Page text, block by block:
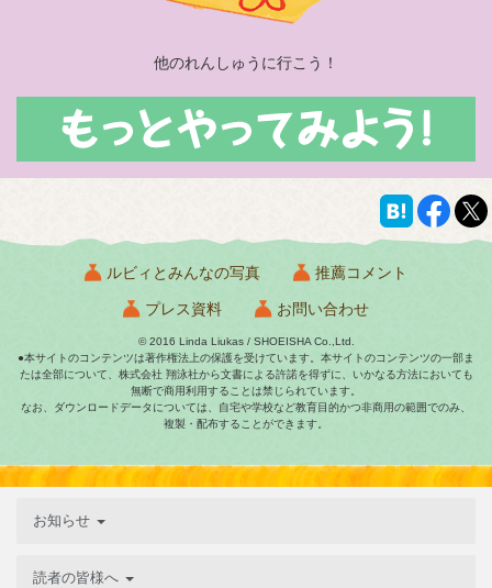
他のれんしゅうに行こう！
ルビィとみんなの写真 推薦コメント
プレス資料 お問い合わせ
© 2016 Linda Liukas / SHOEISHA Co.,Ltd.
●本サイトのコンテンツは著作権法上の保護を受けています。本サイトのコンテンツの一部ま
たは全部について、株式会社 翔泳社から文書による許諾を得ずに、いかなる方法においても
無断で商用利用することは禁じられています。
なお、ダウンロードデータについては、自宅や学校など教育目的かつ非商用の範囲でのみ、
複製・配布することができます。
お知らせ
読者の皆様へ